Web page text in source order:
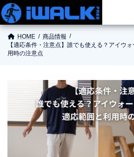
使い
ご購
お役立ち
HOME
商品情報
【適応条件・注意点】誰でも使える？アイウ
用時の注意点